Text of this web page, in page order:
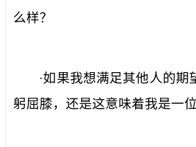
么样？
·如果我想满足其他人的期
躬屈膝，还是这意味着我是一